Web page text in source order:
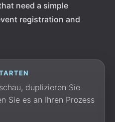
need a simple
registration and
duplizieren Sie
Sie es an Ihren Prozess